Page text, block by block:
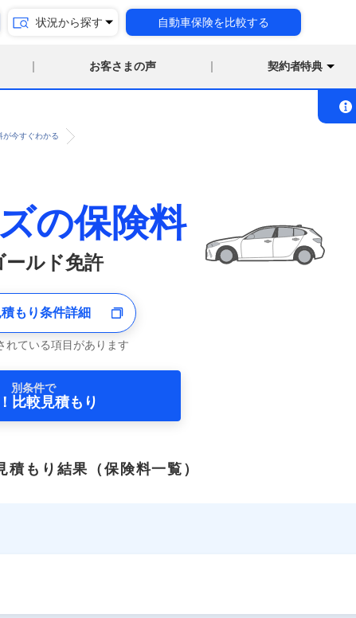
状況から探す 自動車保険を比較する
お客さまの声 契約者特典
今すぐわかる
の保険料
ールド免許
もり条件詳細
れている項目があります
別条件で
比較見積もり
積もり結果 （保険料一覧）